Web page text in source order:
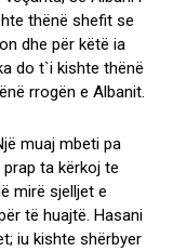
thënë shefit se
dhe për këtë ia
do t`i kishte thënë
rrogën e Albanit.
muaj mbeti pa
ta kërkoj te
mirë sjelljet e
të huajtë. Hasani
iu kishte shërbyer